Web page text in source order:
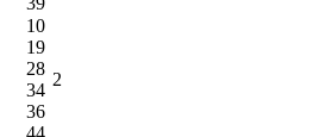
10
19
28
34
36
44
2